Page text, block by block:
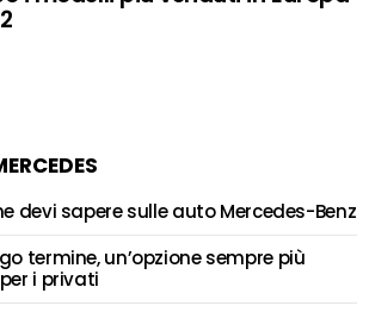
devi sapere sulle auto Mercedes-Benz
termine, un’opzione sempre più
i privati